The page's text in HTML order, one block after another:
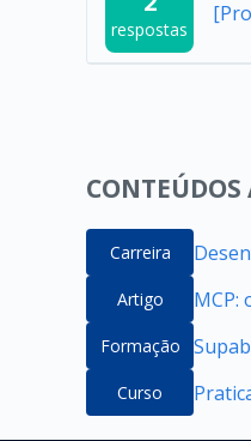
respostas
Carreira
Artigo MCP:
Formação
Curso